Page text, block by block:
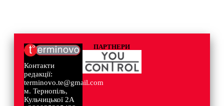
Контакти
редакції:
terminovo.te@gmail.com
м. Тернопіль,
Кульчицької 2А
ПАРТНЕРИ